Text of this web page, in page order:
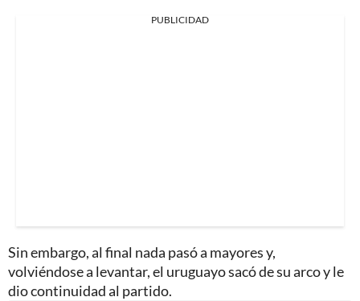
PUBLICIDAD
Sin embargo, al final nada pasó a mayores y,
volviéndose a levantar, el uruguayo sacó de su arco y le
dio continuidad al partido.